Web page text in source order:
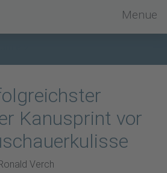
e.V. Menue
Kanusprint vor
Verch